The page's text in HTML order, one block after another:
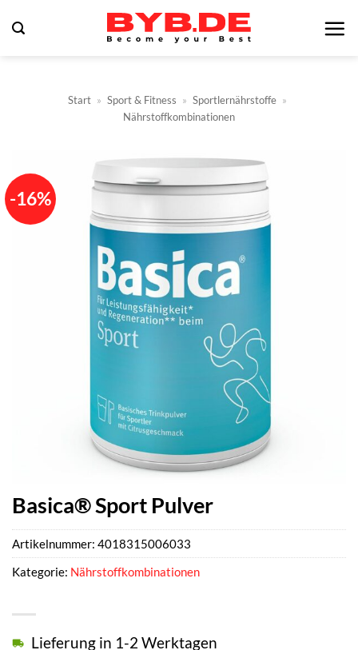
Inhalt
Start » Sport & Fitness » Sportlernährstoffe »
Nährstoffkombinationen
-16%
Basica® Sport Pulver
Lieferung in 1-2 Werktagen
Artikelnummer: 4018315006033
Kategorie: Nährstoffkombinationen